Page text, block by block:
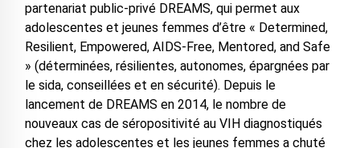
partenariat public-privé DREAMS, qui permet aux
adolescentes et jeunes femmes d’être « Determined,
Resilient, Empowered, AIDS-Free, Mentored, and Safe
» (déterminées, résilientes, autonomes, épargnées par
le sida, conseillées et en sécurité). Depuis le
lancement de DREAMS en 2014, le nombre de
nouveaux cas de séropositivité au VIH diagnostiqués
chez les adolescentes et les jeunes femmes a chuté